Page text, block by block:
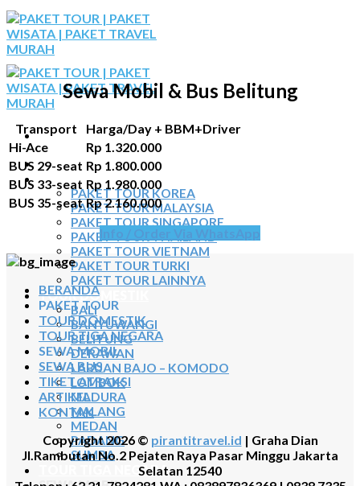
Skip
to
content
BERANDA
PAKET TOUR
PAKET TOUR KOREA
PAKET TOUR MALAYSIA
PAKET TOUR SINGAPORE
PAKET TOUR THAILAND
PAKET TOUR VIETNAM
PAKET TOUR TURKI
PAKET TOUR LAINNYA
TOUR DOMESTIK
BALI
BANYUWANGI
BELITUNG
DERAWAN
LABUAN BAJO – KOMODO
LOMBOK
MADURA
MALANG
MEDAN
PADANG
SUMBA
TOUR TIGA NEGARA
Sewa Mobil & Bus Belitung
Transport
Harga/Day + BBM+Driver
Hi-Ace
Rp 1.320.000
BUS 29-seat Rp 1.800.000
BUS 33-seat Rp 1.980.000
BUS 35-seat Rp 2.160.000
BERANDA
PAKET TOUR
TOUR DOMESTIK
TOUR TIGA NEGARA
SEWA MOBIL
SEWA BUS
TIKET ATRAKSI
ARTIKEL
KONTAK
Copyright 2026 © pirantitravel.id | Graha Dian
Jl.Rambutan No.2 Pejaten Raya Pasar Minggu Jakarta
Selatan 12540